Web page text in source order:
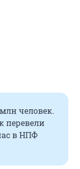
человек.
перевели
в НПФ